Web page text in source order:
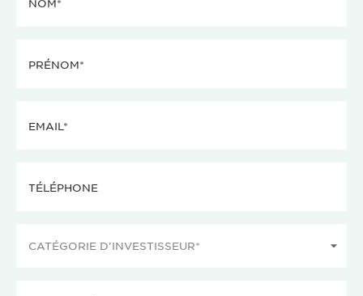
(Nécessaire)
(Nécessaire)
(Nécessaire)
d'investisseur